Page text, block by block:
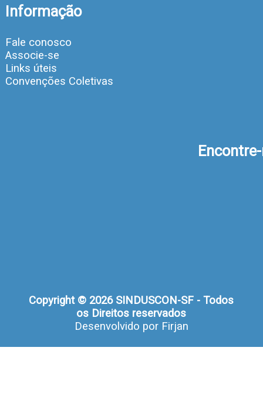
Informação
Fale conosco
Associe-se
Links úteis
Convenções Coletivas
Copyright © 2026 SINDUSCON-SF - Todos
os Direitos reservados
Desenvolvido por Firjan